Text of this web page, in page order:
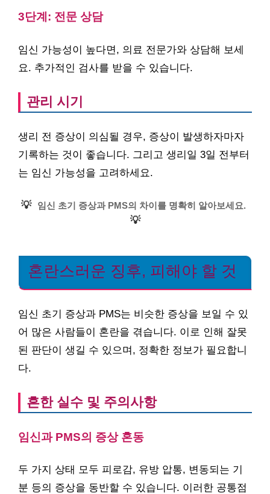
3단계: 전문 상담
임신 가능성이 높다면, 의료 전문가와 상담해 보세
요. 추가적인 검사를 받을 수 있습니다.
관리 시기
생리 전 증상이 의심될 경우, 증상이 발생하자마자
기록하는 것이 좋습니다. 그리고 생리일 3일 전부터
는 임신 가능성을 고려하세요.
💡 임신 초기 증상과 PMS의 차이를 명확히 알아보세요.
💡
혼란스러운 징후, 피해야 할 것
임신 초기 증상과 PMS는 비슷한 증상을 보일 수 있
어 많은 사람들이 혼란을 겪습니다. 이로 인해 잘못
된 판단이 생길 수 있으며, 정확한 정보가 필요합니
다.
흔한 실수 및 주의사항
임신과 PMS의 증상 혼동
두 가지 상태 모두 피로감, 유방 압통, 변동되는 기
분 등의 증상을 동반할 수 있습니다. 이러한 공통점